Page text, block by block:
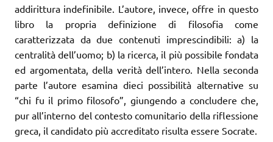
addirittura indefinibile. L’autore, invece, offre in questo
libro la propria definizione di filosofia come
caratterizzata da due contenuti imprescindibili: a) la
centralità dell’uomo; b) la ricerca, il più possibile fondata
ed argomentata, della verità dell’intero. Nella seconda
parte l’autore esamina dieci possibilità alternative su
“chi fu il primo filosofo”, giungendo a concludere che,
pur all’interno del contesto comunitario della riflessione
greca, il candidato più accreditato risulta essere Socrate.